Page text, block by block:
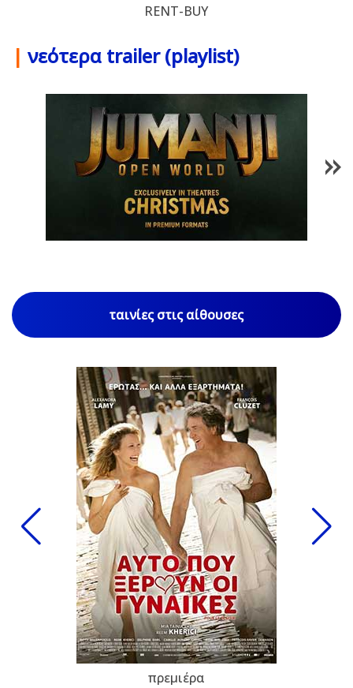
RENT-BUY
| νεότερα trailer (playlist)
1/85
ταινίες στις αίθουσες
πρεμιέρα